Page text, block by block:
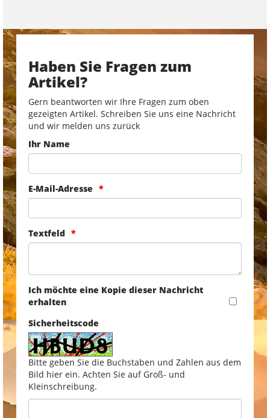
Haben Sie Fragen zum
Artikel?
Gern beantworten wir Ihre Fragen zum oben
gezeigten Artikel. Schreiben Sie uns eine Nachricht
und wir melden uns zurück
Ihr Name
E-Mail-Adresse
Textfeld
Ich möchte eine Kopie dieser Nachricht
erhalten
Sicherheitscode
Bitte geben Sie die Buchstaben und Zahlen aus dem
Bild hier ein. Achten Sie auf Groß- und
Kleinschreibung.